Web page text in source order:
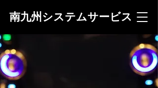
南九州システムサービス